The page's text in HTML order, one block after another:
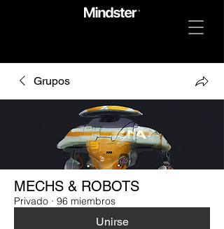
Grupos
MECHS & ROBOTS
Privado · 96 miembros
Unirse